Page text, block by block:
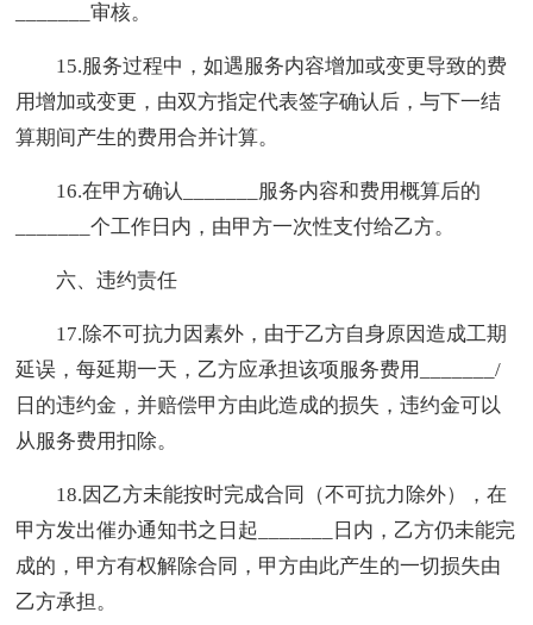
_______审核。
15.服务过程中，如遇服务内容增加或变更导致的费
用增加或变更，由双方指定代表签字确认后，与下一结
算期间产生的费用合并计算。
16.在甲方确认_______服务内容和费用概算后的
_______个工作日内，由甲方一次性支付给乙方。
六、违约责任
17.除不可抗力因素外，由于乙方自身原因造成工期
延误，每延期一天，乙方应承担该项服务费用_______/
日的违约金，并赔偿甲方由此造成的损失，违约金可以
从服务费用扣除。
18.因乙方未能按时完成合同（不可抗力除外），在
甲方发出催办通知书之日起_______日内，乙方仍未能完
成的，甲方有权解除合同，甲方由此产生的一切损失由
乙方承担。